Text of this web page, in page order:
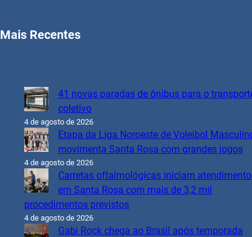
Mais Recentes
41 novas paradas de ônibus para o
coletivo
4 de agosto de 2026
Etapa da Liga Noroeste de Voleibol
movimenta Santa Rosa com grandes jogos
4 de agosto de 2026
Carretas oftalmológicas iniciam
em Santa Rosa com mais de 3,2 mil
procedimentos previstos
4 de agosto de 2026
Gabi Rock chega ao Brasil após temporada